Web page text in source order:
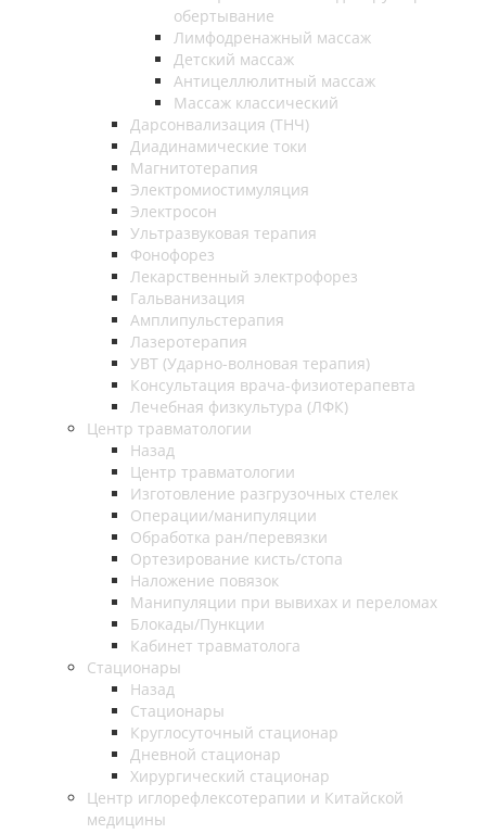
обертывание
Лимфодренажный массаж
Детский массаж
Антицеллюлитный массаж
Массаж классический
Дарсонвализация (ТНЧ)
Диадинамические токи
Магнитотерапия
Электромиостимуляция
Электросон
Ультразвуковая терапия
Фонофорез
Лекарственный электрофорез
Гальванизация
Амплипульстерапия
Лазеротерапия
УВТ (Ударно-волновая терапия)
Консультация врача-физиотерапевта
Лечебная физкультура (ЛФК)
Центр травматологии
Назад
Центр травматологии
Изготовление разгрузочных стелек
Операции/манипуляции
Обработка ран/перевязки
Ортезирование кисть/стопа
Наложение повязок
Манипуляции при вывихах и переломах
Блокады/Пункции
Кабинет травматолога
Стационары
Назад
Стационары
Круглосуточный стационар
Дневной стационар
Хирургический стационар
Центр иглорефлексотерапии и Китайской
медицины